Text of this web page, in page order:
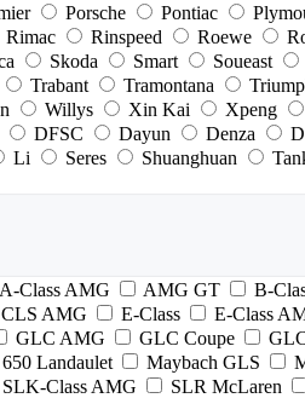
Porsche Pontiac
Rimac Rinspeed Roewe
Skoda Smart Soueast
Trabant Tramontana
Willys Xin Kai Xpeng
DFSC Dayun Denza
Li Seres Shuanghuan
A-Class AMG AMG GT B-
CLS AMG E-Class E-Class
GLC AMG GLC Coupe
Landaulet Maybach GLS
SLK-Class AMG SLR McLaren